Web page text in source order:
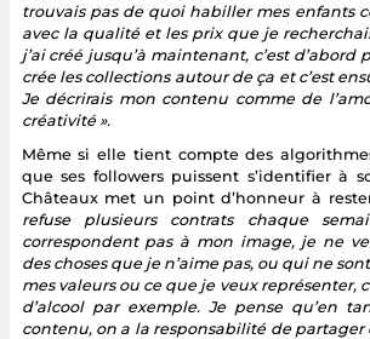
trouvais pas de quoi habiller mes enfants
avec la qualité et les prix que je
j’ai créé jusqu’à maintenant, c’est d’abord
crée les collections autour de ça et c’est
Je décrirais mon contenu comme de
créativité ».
Même si elle tient compte des
que ses followers puissent s’identifier à
Châteaux met un point d’honneur à
refuse plusieurs contrats chaque
correspondent pas à mon image, je ne
des choses que je n’aime pas, ou qui ne
mes valeurs ou ce que je veux représenter,
d’alcool par exemple. Je pense qu’en
contenu, on a la responsabilité de partager